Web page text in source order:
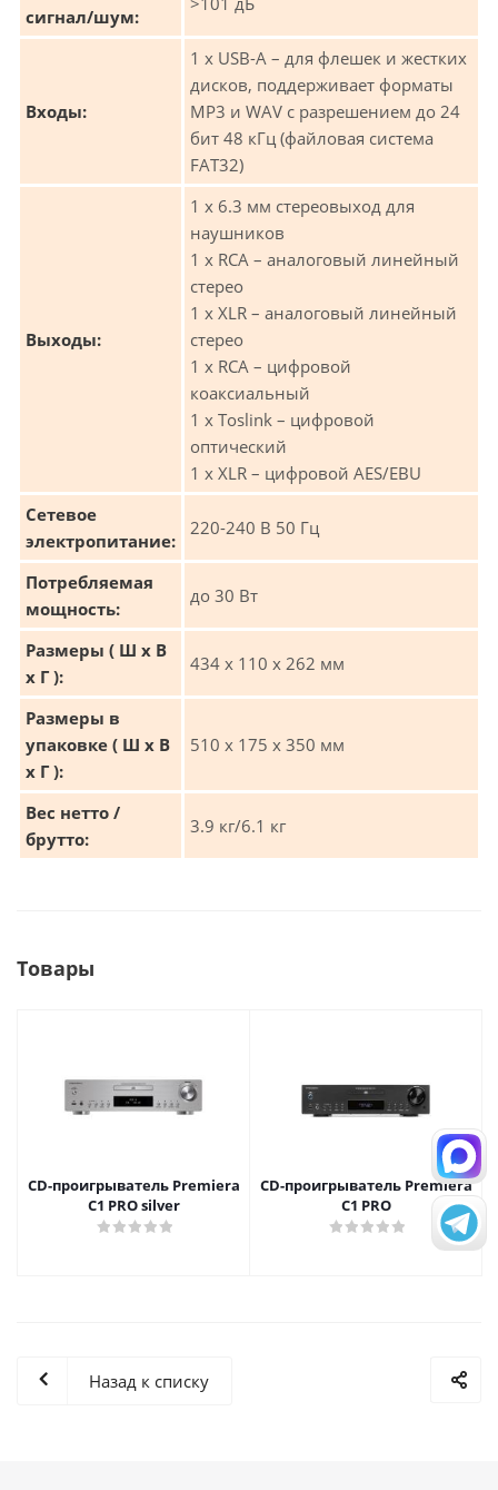
сигнал/шум:
Входы:
1 х USB-A – для флешек и жестких
дисков, поддерживает форматы
MP3 и WAV с разрешением до 24
бит 48 кГц (файловая система
FAT32)
Выходы:
1 х 6.3 мм стереовыход для
наушников
1 х RCA – аналоговый линейный
стерео
1 х XLR – аналоговый линейный
стерео
1 х RCA – цифровой
коаксиальный
1 х Toslink – цифровой
оптический
1 х XLR – цифровой AES/EBU
Сетевое
электропитание:
220-240 В 50 Гц
Потребляемая
мощность:
до 30 Вт
Размеры ( Ш x В
x Г ):
434 x 110 x 262 мм
Размеры в
упаковке ( Ш x В
x Г ):
510 х 175 х 350 мм
Вес нетто /
брутто:
3.9 кг/6.1 кг
Товары
CD-проигрыватель Premiera
C1 PRO silver
CD-проигрыватель Premiera
C1 PRO
Назад к списку